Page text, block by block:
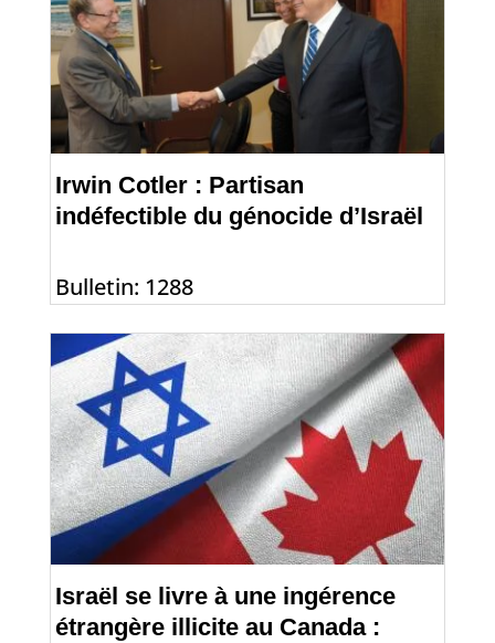
Irwin Cotler : Partisan
indéfectible du génocide d’Israël
Bulletin: 1288
Israël se livre à une ingérence
étrangère illicite au Canada :